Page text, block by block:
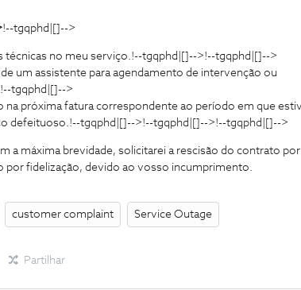
!--tgqphd|[]-->
técnicas no meu serviço.!--tgqphd|[]-->!--tgqphd|[]-->
um assistente para agendamento de intervenção ou
tgqphd|[]-->
próxima fatura correspondente ao período em que
defeituoso.!--tgqphd|[]-->!--tgqphd|[]-->!--tgqphd|[]-->
a máxima brevidade, solicitarei a rescisão do contrato por
por fidelização, devido ao vosso incumprimento.
customer complaint Service Outage
Partilhar